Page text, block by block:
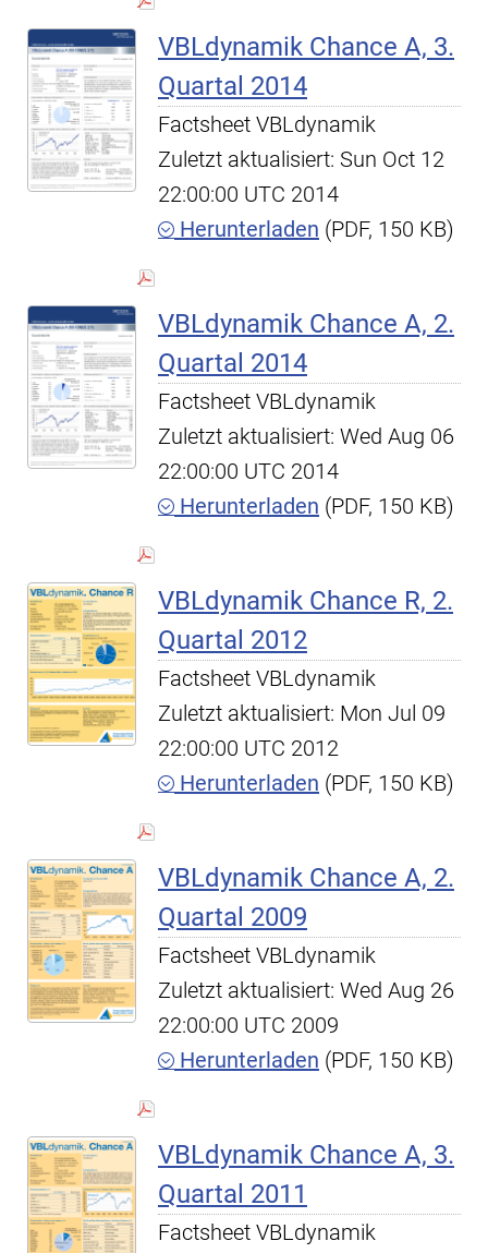
VBLdynamik Chance A, 3.
Quartal 2014
Factsheet VBLdynamik
Zuletzt aktualisiert: Sun Oct 12
22:00:00 UTC 2014
Herunterladen (PDF, 150 KB)
VBLdynamik Chance A, 2.
Quartal 2014
Factsheet VBLdynamik
Zuletzt aktualisiert: Wed Aug 06
22:00:00 UTC 2014
Herunterladen (PDF, 150 KB)
VBLdynamik Chance R, 2.
Quartal 2012
Factsheet VBLdynamik
Zuletzt aktualisiert: Mon Jul 09
22:00:00 UTC 2012
Herunterladen (PDF, 150 KB)
VBLdynamik Chance A, 2.
Quartal 2009
Factsheet VBLdynamik
Zuletzt aktualisiert: Wed Aug 26
22:00:00 UTC 2009
Herunterladen (PDF, 150 KB)
VBLdynamik Chance A, 3.
Quartal 2011
Factsheet VBLdynamik